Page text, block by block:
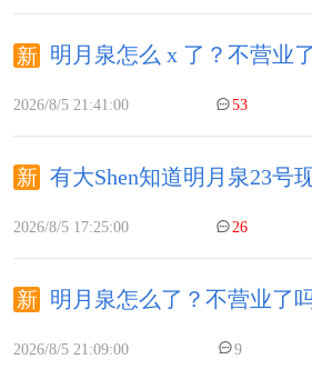
明月泉怎么 x 了？不营业
2026/8/5 21:41:00 53
有大Shen知道明月泉23号
2026/8/5 17:25:00 26
明月泉怎么了？不营业了
2026/8/5 21:09:00 9